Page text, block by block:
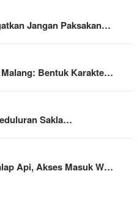
Jangan Paksakan…
Bentuk Karakte…
Sakla…
Api, Akses Masuk W…